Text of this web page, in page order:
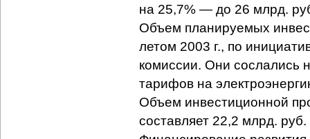
на 25,7% — до 26 млрд.
Объем планируемых
летом 2003 г., по
комиссии. Они сослались
тарифов на
Объем инвестиционной
составляет 22,2 млрд.